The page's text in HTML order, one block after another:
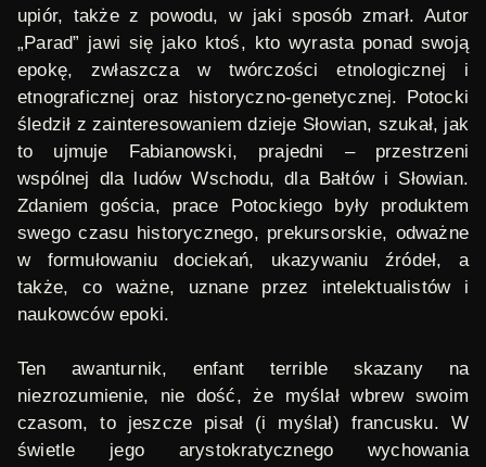
upiór, także z powodu, w jaki sposób zmarł. Autor
„Parad” jawi się jako ktoś, kto wyrasta ponad swoją
epokę, zwłaszcza w twórczości etnologicznej i
etnograficznej oraz historyczno-genetycznej. Potocki
śledził z zainteresowaniem dzieje Słowian, szukał, jak
to ujmuje Fabianowski, prajedni – przestrzeni
wspólnej dla ludów Wschodu, dla Bałtów i Słowian.
Zdaniem gościa, prace Potockiego były produktem
swego czasu historycznego, prekursorskie, odważne
w formułowaniu dociekań, ukazywaniu źródeł, a
także, co ważne, uznane przez intelektualistów i
naukowców epoki.
Ten awanturnik, enfant terrible skazany na
niezrozumienie, nie dość, że myślał wbrew swoim
czasom, to jeszcze pisał (i myślał) francusku. W
świetle jego arystokratycznego wychowania